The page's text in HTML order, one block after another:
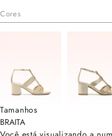
Cores
Tamanhos
BRAITA